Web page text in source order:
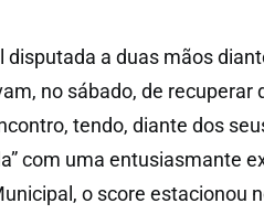
disputada a duas mãos
no sábado, de
tendo, diante dos
com uma entusiasmante
o score estacionou